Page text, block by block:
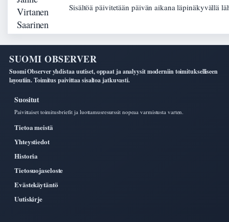
Sisältöä päivitetään päivän aikana läpinäkyvällä
SUOMI OBSERVER
Suomi Observer yhdistaa uutiset, oppaat ja analyysit moderniin toimitukselliseen
layoutiin. Toimitus paivittaa sisaltoa jatkuvasti.
Suositut
Paivittaiset toimitusbriefit ja luottamusresurssit nopeaa varmistusta varten.
Tietoa meistä
Yhteystiedot
Historia
Tietosuojaseloste
Evästekäytäntö
Uutiskirje